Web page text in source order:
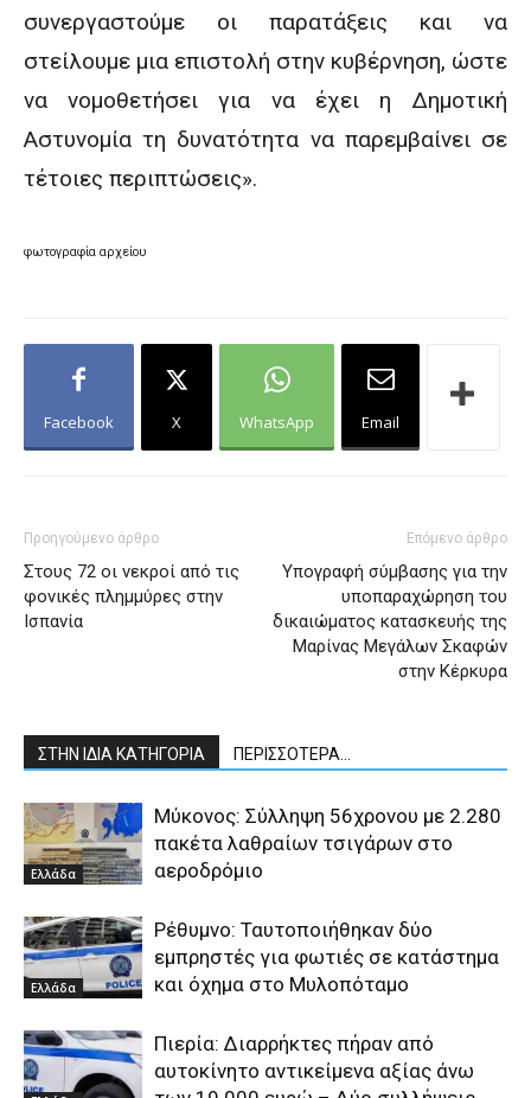
συνεργαστούμε οι παρατάξεις και να
στείλουμε μια επιστολή στην κυβέρνηση, ώστε
να νομοθετήσει για να έχει η Δημοτική
Αστυνομία τη δυνατότητα να παρεμβαίνει σε
τέτοιες περιπτώσεις».
φωτογραφία αρχείου
Facebook X WhatsApp Email
Προηγούμενο άρθρο
Στους 72 οι νεκροί από τις
φονικές πλημμύρες στην
Ισπανία
Επόμενο άρθρο
Υπογραφή σύμβασης για την
υποπαραχώρηση του
δικαιώματος κατασκευής της
Μαρίνας Μεγάλων Σκαφών
στην Κέρκυρα
ΣΤΗΝ ΙΔΙΑ ΚΑΤΗΓΟΡΙΑ ΠΕΡΙΣΣΟΤΕΡΑ...
Ελλάδα
Μύκονος: Σύλληψη 56χρονου με 2.280
πακέτα λαθραίων τσιγάρων στο
αεροδρόμιο
Ελλάδα
Ρέθυμνο: Ταυτοποιήθηκαν δύο
εμπρηστές για φωτιές σε κατάστημα
και όχημα στο Μυλοπόταμο
Πιερία: Διαρρήκτες πήραν από
αυτοκίνητο αντικείμενα αξίας άνω